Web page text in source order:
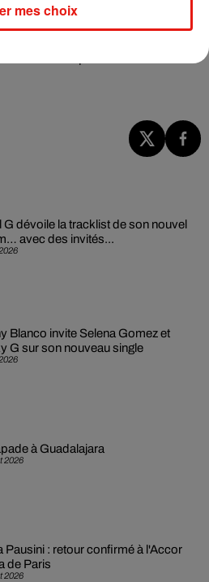
parfaites non plus. Ces
du robinet plus attractive.
G dévoile la tracklist de son nouvel
avec des invités...
Blanco invite Selena Gomez et
G sur son nouveau single
2026
à Guadalajara
2026
Pausini : retour confirmé à l'Accor
de Paris
mes choix